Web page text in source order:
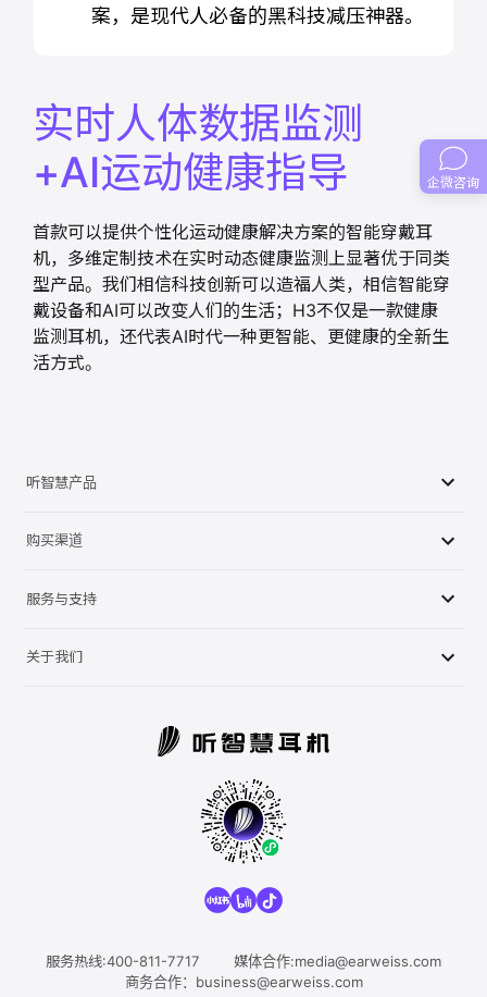
案，是现代人必备的黑科技减压神器。
实时人体数据监测
+AI运动健康指导
首款可以提供个性化运动健康解决方案的智能穿戴耳
机，多维定制技术在实时动态健康监测上显著优于同类
型产品。我们相信科技创新可以造福人类，相信智能穿
戴设备和AI可以改变人们的生活；H3不仅是一款健康
监测耳机，还代表AI时代一种更智能、更健康的全新生
活方式。
听智慧产品
SPORT OPEN L
EARWEISS T2
购买渠道
服务与支持
关于我们
服务热线:400-811-7717
媒体合作:media@earweiss.com
商务合作：business@earweiss.com
企微咨询